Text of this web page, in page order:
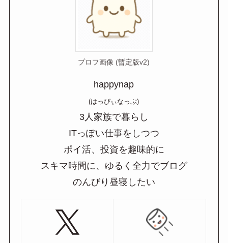
プロフ画像 (暫定版v2)
happynap
(はっぴぃなっぷ)
3人家族で暮らし
ITっぽい仕事をしつつ
ポイ活、投資を趣味的に
スキマ時間に、ゆるく全力でブログ
のんびり昼寝したい